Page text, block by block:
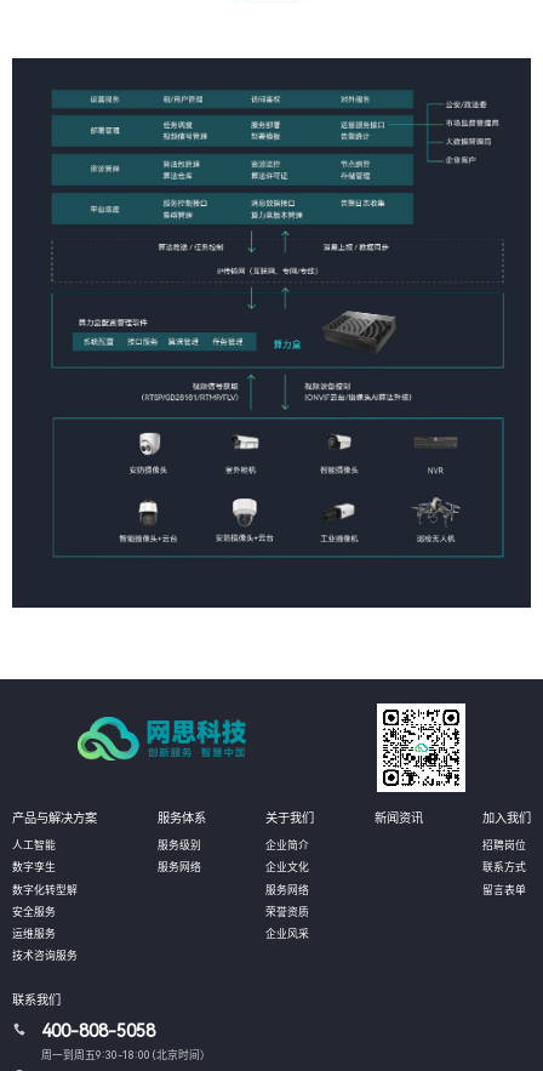
产品与解决方案
人工智能
数字孪生
数字化转型解
安全服务
运维服务
技术咨询服务
服务体系
服务级别
服务网络
关于我们
企业简介
企业文化
服务网络
荣誉资质
企业风采
新闻资讯 加入我们
招聘岗位
联系方式
留言表单
联系我们
400-808-5058
周一到周五9:30-18:00 (北京时间）